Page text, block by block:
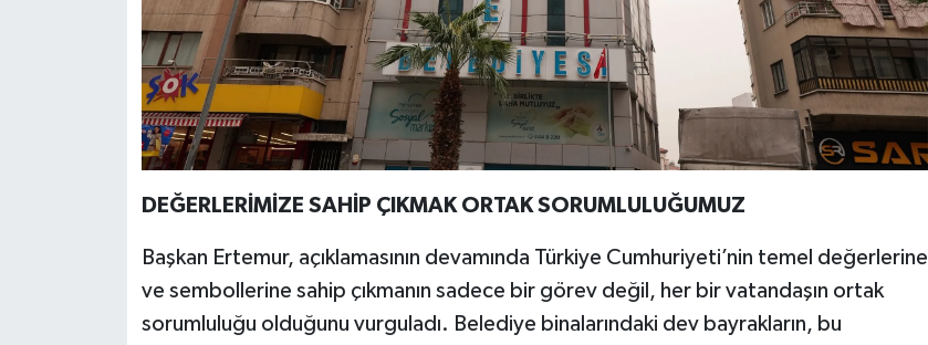
DEĞERLERİMİZE SAHİP ÇIKMAK ORTAK SORUMLULUĞUMUZ
Başkan Ertemur, açıklamasının devamında Türkiye Cumhuriyeti’nin temel değerlerine
ve sembollerine sahip çıkmanın sadece bir görev değil, her bir vatandaşın ortak
sorumluluğu olduğunu vurguladı. Belediye binalarındaki dev bayrakların, bu